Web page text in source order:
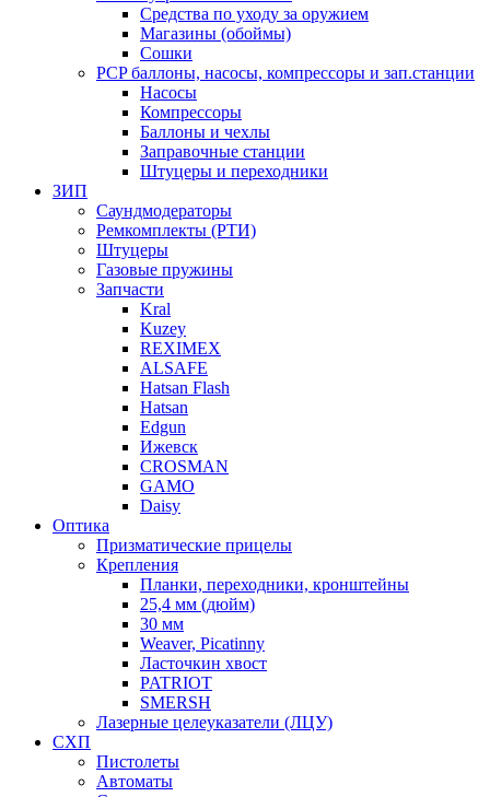
Средства по уходу за оружием
Магазины (обоймы)
Сошки
PCP баллоны, насосы, компрессоры и зап.станции
Насосы
Компрессоры
Баллоны и чехлы
Заправочные станции
Штуцеры и переходники
ЗИП
Саундмодераторы
Ремкомплекты (РТИ)
Штуцеры
Газовые пружины
Запчасти
Kral
Kuzey
REXIMEX
ALSAFE
Hatsan Flash
Hatsan
Edgun
Ижевск
CROSMAN
GAMO
Daisy
Оптика
Призматические прицелы
Крепления
Планки, переходники, кронштейны
25,4 мм (дюйм)
30 мм
Weaver, Picatinny
Ласточкин хвост
PATRIOT
SMERSH
Лазерные целеуказатели (ЛЦУ)
СХП
Пистолеты
Автоматы